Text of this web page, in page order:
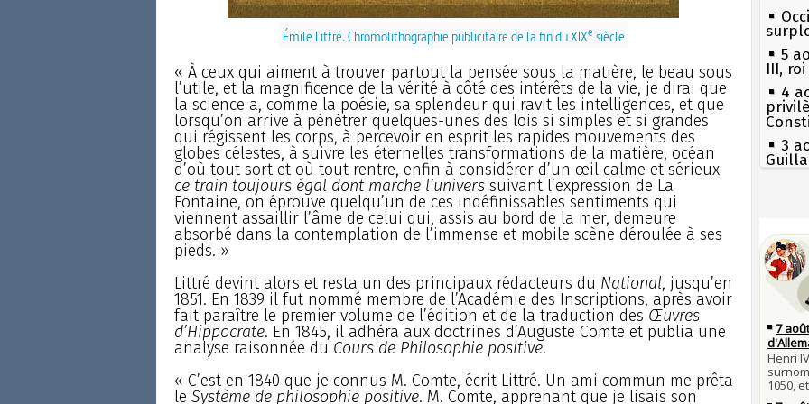
Émile Littré. Chromolithographie publicitaire de la fin du XIXe siècle
« À ceux qui aiment à trouver partout la pensée sous la matière, le beau sous
l’utile, et la magnificence de la vérité à côté des intérêts de la vie, je dirai que
la science a, comme la poésie, sa splendeur qui ravit les intelligences, et que
lorsqu’on arrive à pénétrer quelques-unes des lois si simples et si grandes
qui régissent les corps, à percevoir en esprit les rapides mouvements des
globes célestes, à suivre les éternelles transformations de la matière, océan
d’où tout sort et où tout rentre, enfin à considérer d’un œil calme et sérieux
ce train toujours égal dont marche l’universsuivant l’expression de La
Fontaine, on éprouve quelqu’un de ces indéfinissables sentiments qui
viennent assaillir l’âme de celui qui, assis au bord de la mer, demeure
absorbé dans la contemplation de l’immense et mobile scène déroulée à ses
pieds. »
Littré devint alors et resta un des principaux rédacteurs du National, jusqu’en
1851. En 1839 il fut nommé membre de l’Académie des Inscriptions, après avoir
fait paraître le premier volume de l’édition et de la traduction des Œuvres
d’Hippocrate. En 1845, il adhéra aux doctrines d’Auguste Comte et publia une
analyse raisonnée du Cours de Philosophie positive.
« C’est en 1840 que je connus M. Comte, écrit Littré. Un ami commun me prêta
le Système de philosophie positive. M. Comte, apprenant que je lisais son
5
III,
4
3
1er
les
en
30
27
Qui
mort